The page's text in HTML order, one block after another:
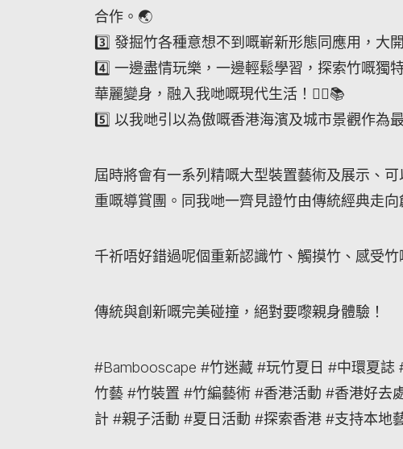
合作。🌏
3️⃣ 發掘竹各種意想不到嘅嶄新形態同應用，大開
4️⃣ 一邊盡情玩樂，一邊輕鬆學習，探索竹嘅獨
華麗變身，融入我哋嘅現代生活！🤸‍♀️📚
5️⃣ 以我哋引以為傲嘅香港海濱及城市景觀作為
屆時將會有一系列精嘅大型裝置藝術及展示、
重嘅導賞團。同我哋一齊見證竹由傳統經典走向
千祈唔好錯過呢個重新認識竹、觸摸竹、感受
傳統與創新嘅完美碰撞，絕對要嚟親身體驗！
#Bambooscape #竹迷藏 #玩竹夏日 #中環夏誌
竹藝 #竹裝置 #竹編藝術 #香港活動 #香港好去
計 #親子活動 #夏日活動 #探索香港 #支持本地